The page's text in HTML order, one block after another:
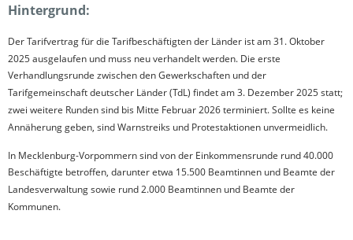
Hintergrund:
Der Tarifvertrag für die Tarifbeschäftigten der Länder ist am 31. Oktober
2025 ausgelaufen und muss neu verhandelt werden. Die erste
Verhandlungsrunde zwischen den Gewerkschaften und der
Tarifgemeinschaft deutscher Länder (TdL) findet am 3. Dezember 2025 statt;
zwei weitere Runden sind bis Mitte Februar 2026 terminiert. Sollte es keine
Annäherung geben, sind Warnstreiks und Protestaktionen unvermeidlich.
In Mecklenburg-Vorpommern sind von der Einkommensrunde rund 40.000
Beschäftigte betroffen, darunter etwa 15.500 Beamtinnen und Beamte der
Landesverwaltung sowie rund 2.000 Beamtinnen und Beamte der
Kommunen.